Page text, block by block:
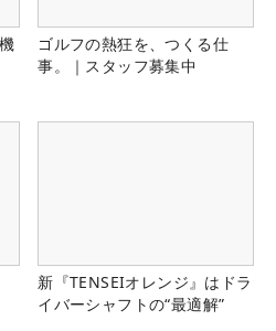
ゴルフの熱狂を、つくる仕
事。｜スタッフ募集中
新『TENSEIオレンジ』はドラ
イバーシャフトの“最適解”